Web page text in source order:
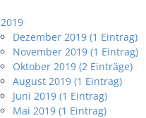
2019
Dezember 2019 (1 Eintrag)
November 2019 (1 Eintrag)
Oktober 2019 (2 Einträge)
August 2019 (1 Eintrag)
Juni 2019 (1 Eintrag)
Mai 2019 (1 Eintrag)